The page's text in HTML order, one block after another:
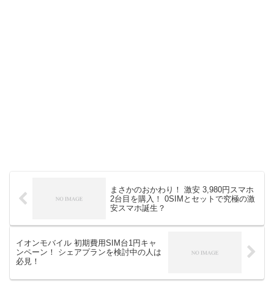
まさかのおかわり！ 激安 3,980円スマホ
2台目を購入！ 0SIMとセットで究極の激
安スマホ誕生？
イオンモバイル 初期費用SIM台1円キャ
ンペーン！ シェアプランを検討中の人は
必見！